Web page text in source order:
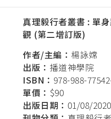
真理毅行者叢書 : 單
觀 (第二增訂版)
作者/主編： 楊詠嫦
出版： 播道神學院
ISBN： 978-988-
單價： $90
出版日期： 01/08/2020